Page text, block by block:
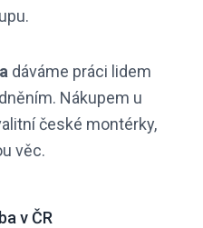
dáváme práci lidem
Nákupem u
české montérky,
věc.
v ČR